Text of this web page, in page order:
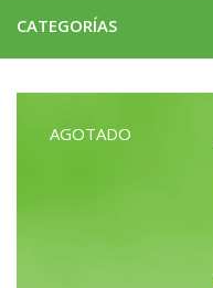
CATEGORÍAS
AGOTADO